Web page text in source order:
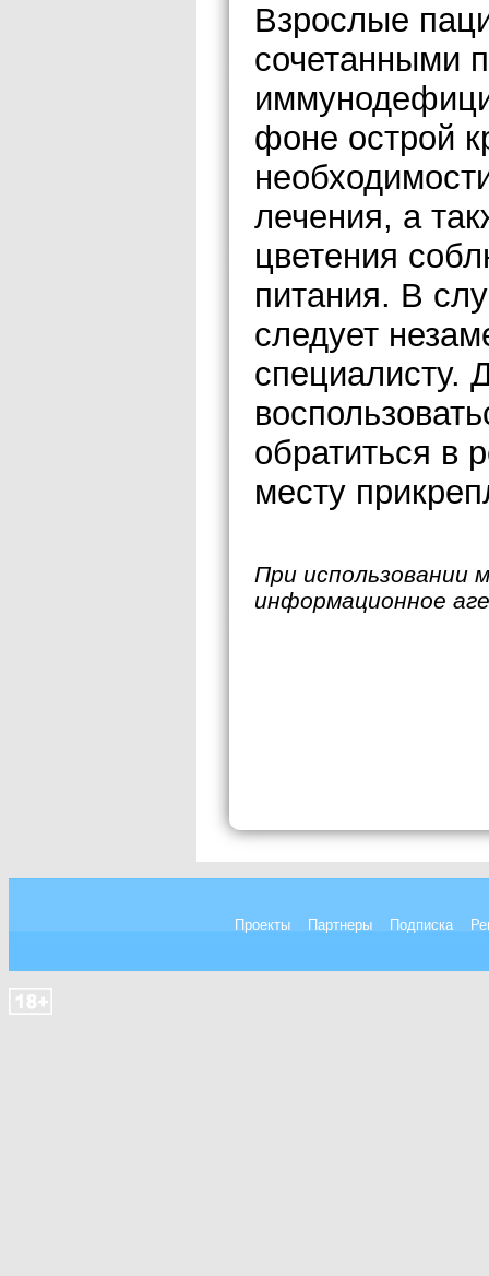
Взрослые
сочетанными
фоне острой
лечения, а
цветения
питания. В
следует
специалисту.
обратиться в
месту
При использовании
информационное
Проекты Партнеры Подписка